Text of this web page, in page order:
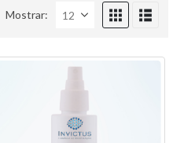
Mostrar: